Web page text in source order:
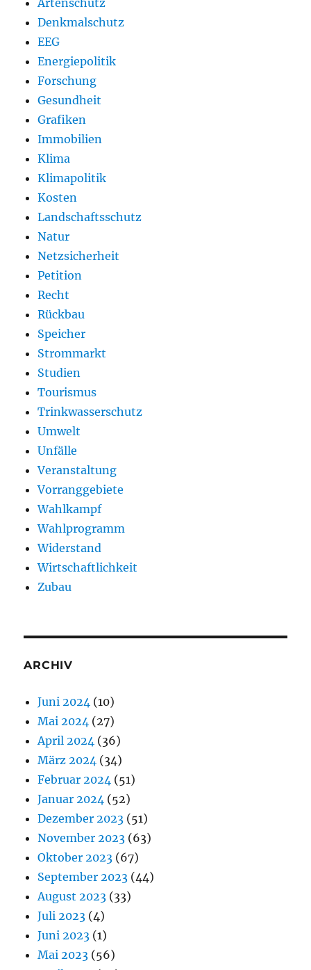
Denkmalschutz
EEG
Energiepolitik
Forschung
Gesundheit
Grafiken
Immobilien
Klima
Klimapolitik
Kosten
Landschaftsschutz
Natur
Netzsicherheit
Petition
Recht
Rückbau
Speicher
Strommarkt
Studien
Tourismus
Trinkwasserschutz
Umwelt
Unfälle
Veranstaltung
Vorranggebiete
Wahlkampf
Wahlprogramm
Widerstand
Wirtschaftlichkeit
Zubau
ARCHIV
Juni 2024 (10)
Mai 2024 (27)
April 2024 (36)
März 2024 (34)
Februar 2024 (51)
Januar 2024 (52)
Dezember 2023 (51)
November 2023 (63)
Oktober 2023 (67)
September 2023 (44)
August 2023 (33)
Juli 2023 (4)
Juni 2023 (1)
Mai 2023 (56)